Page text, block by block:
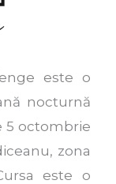
este o
nocturnă
5 octombrie
zona
este o